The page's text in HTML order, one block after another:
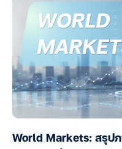
World Markets: สรุปภ